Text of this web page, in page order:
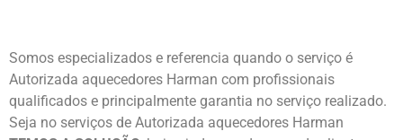
Somos especializados e referencia quando o serviço é
Autorizada aquecedores Harman com profissionais
qualificados e principalmente garantia no serviço realizado.
Seja no serviços de Autorizada aquecedores Harman